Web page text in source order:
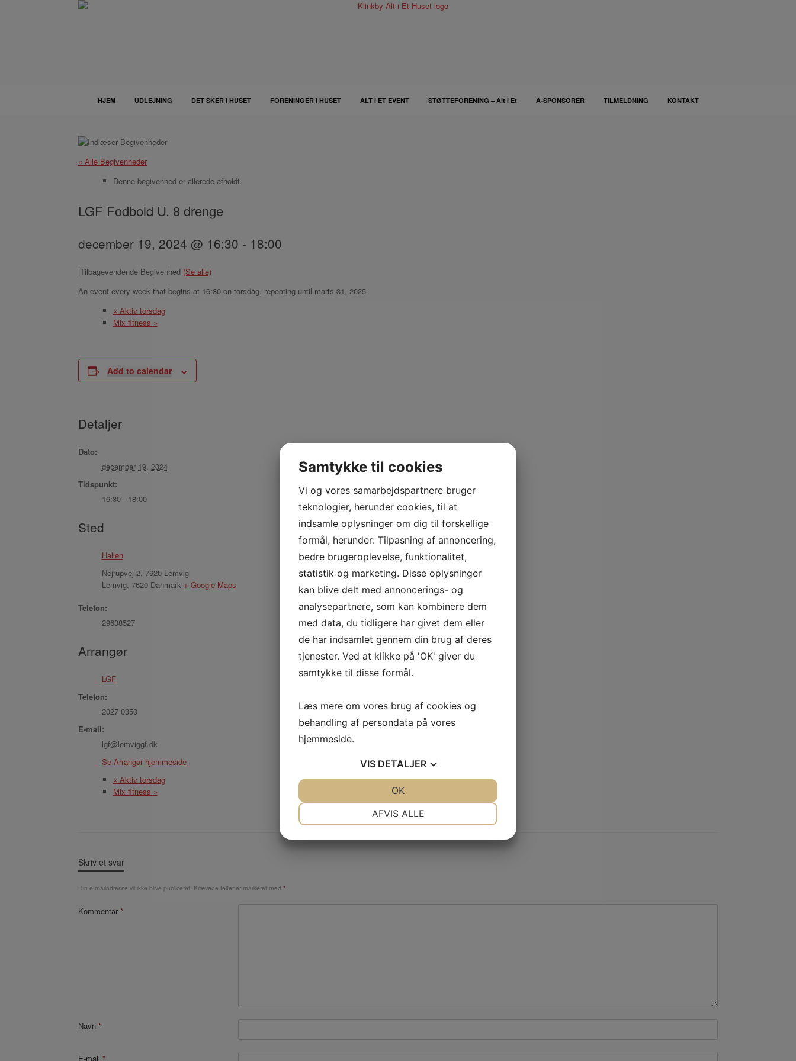
HJEM UDLEJNING DET SKER I HUSET FORENINGER I HUSET ALT i ET EVENT STØTTEFORENING – Alt i Et A-SPONSORER TILMELDNING KONTAKT
« Alle Begivenheder
Denne begivenhed er allerede afholdt.
LGF Fodbold U. 8 drenge
december 19, 2024 @ 16:30 - 18:00
|Tilbagevendende Begivenhed (Se alle)
An event every week that begins at 16:30 on torsdag, repeating until marts 31, 2025
« Aktiv torsdag
Mix fitness »
Add to calendar
Detaljer
Dato:
december 19, 2024
Tidspunkt:
16:30 - 18:00
Sted
Hallen
Nejrupvej 2, 7620 Lemvig
Lemvig, 7620 Danmark + Google Maps
Telefon:
29638527
Arrangør
LGF
Telefon:
2027 0350
E-mail:
lgf@lemviggf.dk
Se Arrangør hjemmeside
« Aktiv torsdag
Mix fitness »
Skriv et svar
Din e-mailadresse vil ikke blive publiceret. Krævede felter er markeret med *
Kommentar *
Navn *
E-mail *
Samtykke til cookies
Vi og vores samarbejdspartnere bruger
teknologier, herunder cookies, til at
indsamle oplysninger om dig til forskellige
formål, herunder: Tilpasning af annoncering,
bedre brugeroplevelse, funktionalitet,
statistik og marketing. Disse oplysninger
kan blive delt med annoncerings- og
analysepartnere, som kan kombinere dem
med data, du tidligere har givet dem eller
de har indsamlet gennem din brug af deres
tjenester. Ved at klikke på 'OK' giver du
samtykke til disse formål.
Læs mere om vores brug af cookies og
behandling af persondata på vores
hjemmeside.
VIS DETALJER
AFVIS ALLE
OK